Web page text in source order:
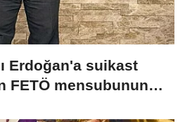
Erdoğan'a suikast
FETÖ mensubunun